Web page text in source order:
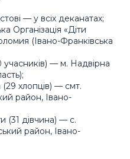
— у всіх деканатах;
Організація «Діти
(Івано-Франківська
учасників) — м. Надвірна
хлопців) — смт.
район, Івано-
(31 дівчина) — с.
район, Івано-